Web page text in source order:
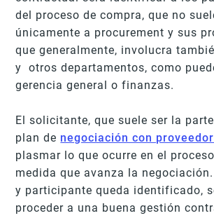
del proceso de compra, que no
únicamente a procurement y sus
que generalmente, involucra
y otros departamentos, como
gerencia general o finanzas.
El solicitante, que suele ser la
plan de negociación con
plasmar lo que ocurre en el
medida que avanza la
y participante queda identificado,
proceder a una buena gestión